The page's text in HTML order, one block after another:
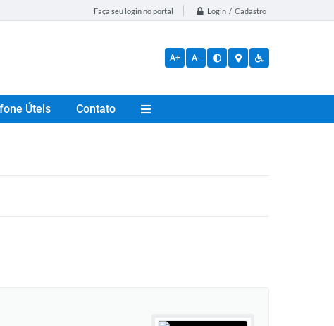
Faça seu login no portal Login / Cadastro
A+ A-
Úteis Contato